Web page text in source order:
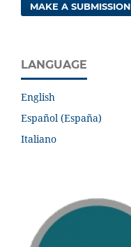
MAKE A SUBMISSION
LANGUAGE
English
Español (España)
Italiano